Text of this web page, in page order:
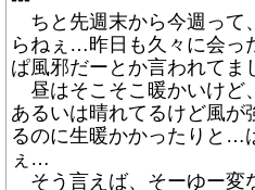
ちと先週末から今週って
らねぇ…昨日も久々に会っ
ぱ風邪だーとか言われてま
昼はそこそこ暖かいけど
あるいは晴れてるけど風が
るのに生暖かかったりと…
ぇ…
そう言えば、そーゆー変